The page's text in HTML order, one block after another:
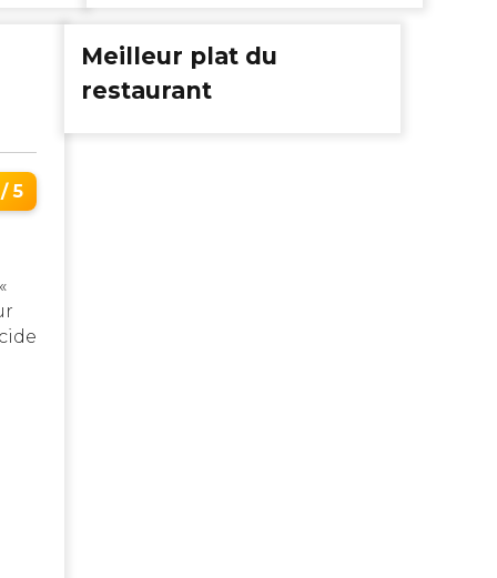
5
Meilleur plat du
restaurant